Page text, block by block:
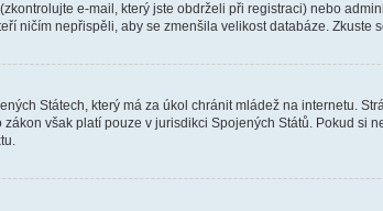
e-mail, který jste obdrželi při registraci) nebo
ničím nepřispěli, aby se zmenšila velikost databáze. Zkuste
Státech, který má za úkol chránit mládež na internetu.
však platí pouze v jurisdikci Spojených Států. Pokud